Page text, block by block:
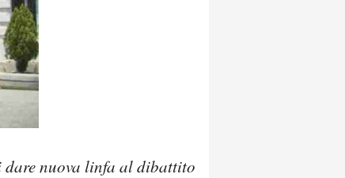
dare nuova linfa al dibattito